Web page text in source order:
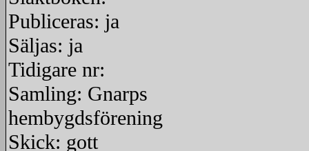
Publiceras: ja
Säljas: ja
Tidigare nr:
Samling: Gnarps
hembygdsförening
Skick: gott